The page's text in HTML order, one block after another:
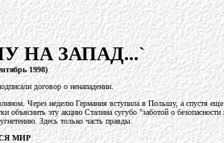
НА ЗАПАД...`
1998)
договор о ненападении.
Через неделю Германия вступила в Польшу, а спустя
эту акцию Сталина сугубо "заботой о
Здесь только часть правды.
МИР